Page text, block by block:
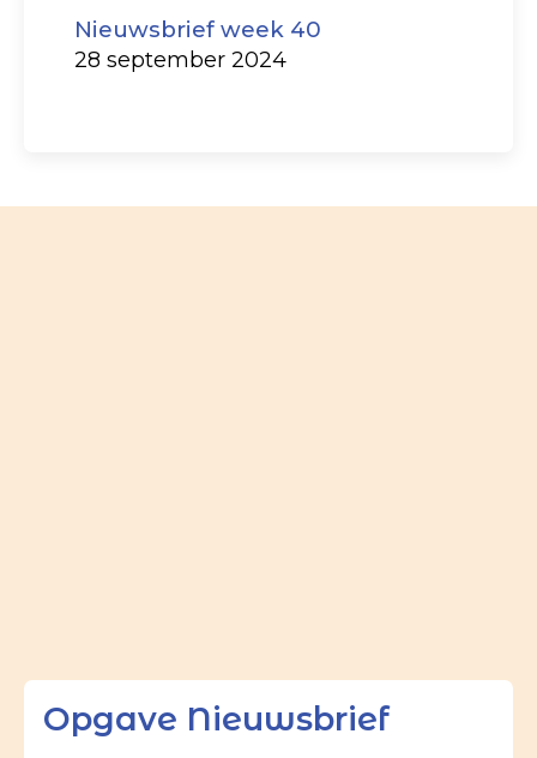
Nieuwsbrief week 40
28 september 2024
Opgave Nieuwsbrief